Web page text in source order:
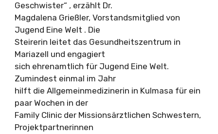
Geschwister“ , erzählt Dr.
Magdalena Grießler, Vorstandsmitglied von
Jugend Eine Welt . Die
Steirerin leitet das Gesundheitszentrum in
Mariazell und engagiert
sich ehrenamtlich für Jugend Eine Welt.
Zumindest einmal im Jahr
hilft die Allgemeinmedizinerin in Kulmasa für ein
paar Wochen in der
Family Clinic der Missionsärztlichen Schwestern,
Projektpartnerinnen